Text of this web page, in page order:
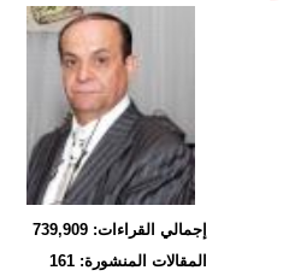
إجمالي القراءات: 739,909
المقالات المنشورة: 161